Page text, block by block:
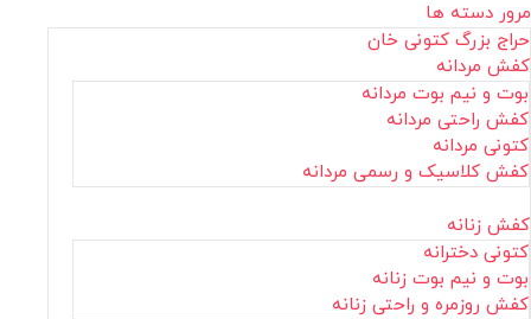
مرور دسته ها
حراج بزرگ کتونی خان
کفش مردانه
بوت و نیم بوت مردانه
کفش راحتی مردانه
کتونی مردانه
کفش کلاسیک و رسمی مردانه
کفش زنانه
کتونی دخترانه
بوت و نیم بوت زنانه
کفش روزمره و راحتی زنانه